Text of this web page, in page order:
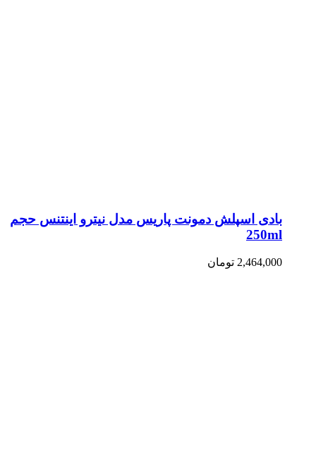
بادی اسپلش دمونت پاریس مدل نیترو اینتنس حجم
250ml
2,464,000 تومان